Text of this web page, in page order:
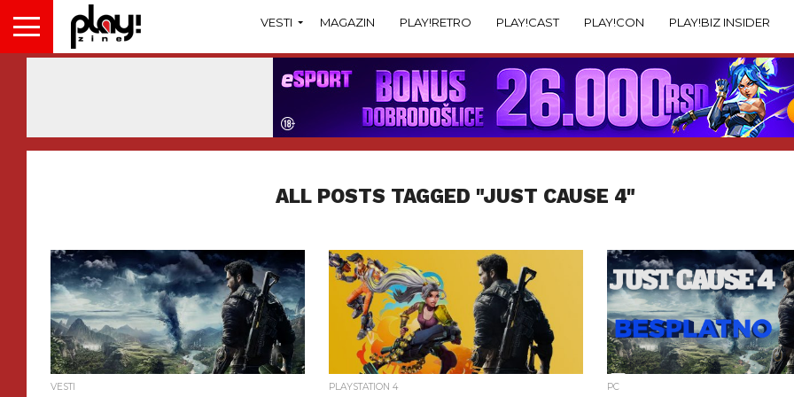
VESTI MAGAZIN PLAY!RETRO PLAY!CAST PLAY!CON PLAY!BIZ INSIDER
ALL POSTS TAGGED "JUST CAUSE 4"
VESTI PLAYSTATION 4 PC